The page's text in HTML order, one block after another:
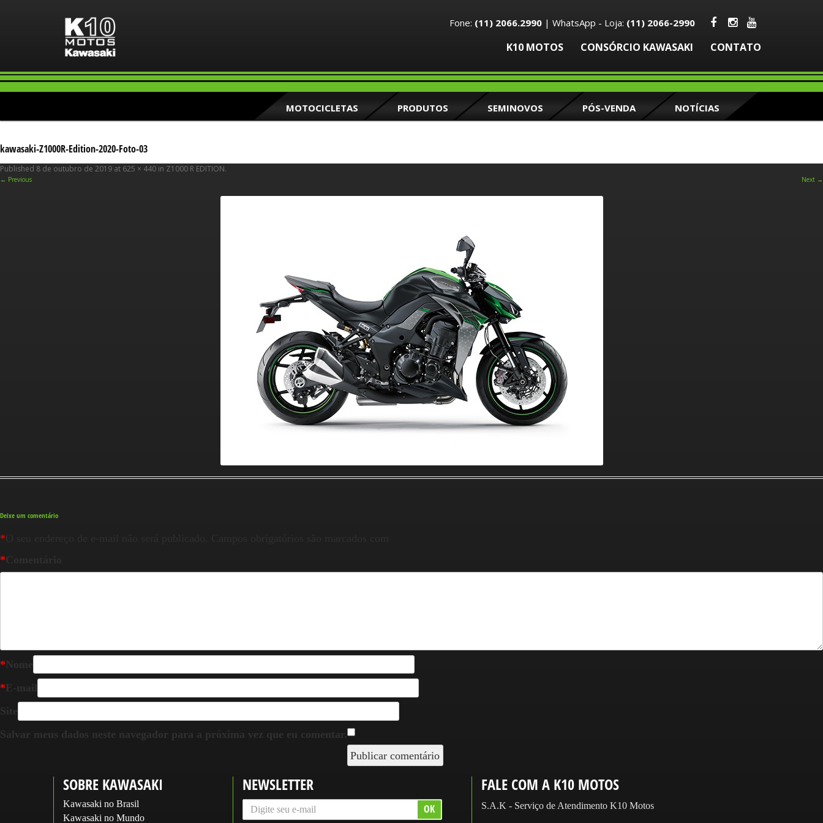
Fone: (11) 2066.2990 | WhatsApp - Loja: (11) 2066-2990
K10 MOTOS CONSÓRCIO KAWASAKI CONTATO
MOTOCICLETAS PRODUTOS SEMINOVOS PÓS-VENDA NOTÍCIAS
kawasaki-Z1000R-Edition-2020-Foto-03
Published 8 de outubro de 2019 at 625 × 440 in Z1000 R EDITION.
← Previous Next →
Deixe um comentário
*
*
*
*
Site
Salvar meus dados neste navegador para a próxima vez que eu comentar.
SOBRE KAWASAKI
Kawasaki no Brasil
Kawasaki no Mundo
NEWSLETTER FALE COM A K10 MOTOS
S.A.K - Serviço de Atendimento K10 Motos